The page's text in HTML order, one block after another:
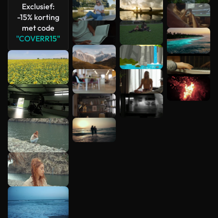
Exclusief:
-15% korting
met code
"COVERR15"